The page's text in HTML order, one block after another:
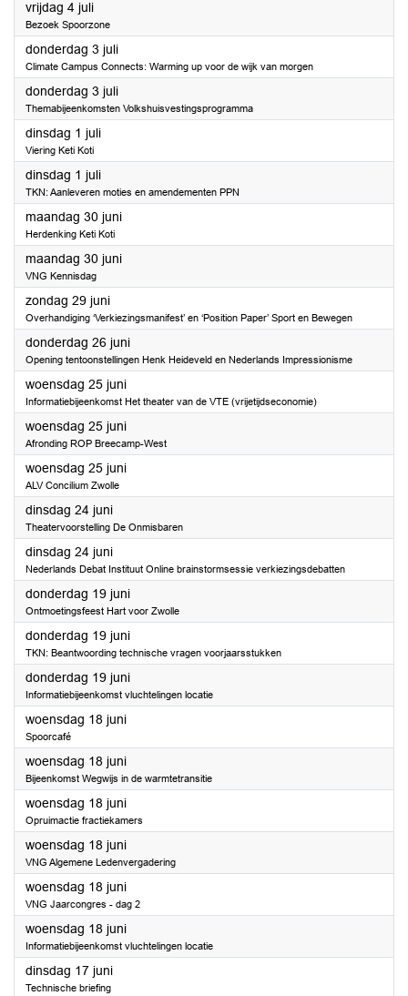
vrijdag 4 juli2025
Bezoek Spoorzone
donderdag 3 juli2025
Climate Campus Connects: Warming up voor de wijk van morgen
donderdag 3 juli2025
Themabijeenkomsten Volkshuisvestingsprogramma
dinsdag 1 juli2025
Viering Keti Koti
dinsdag 1 juli2025
TKN: Aanleveren moties en amendementen PPN
maandag 30 juni2025
Herdenking Keti Koti
maandag 30 juni2025
VNG Kennisdag
zondag 29 juni2025
Overhandiging ‘Verkiezingsmanifest’ en ‘Position Paper’ Sport en Bewegen
donderdag 26 juni2025
Opening tentoonstellingen Henk Heideveld en Nederlands Impressionisme
woensdag 25 juni2025
Informatiebijeenkomst Het theater van de VTE (vrijetijdseconomie)
woensdag 25 juni2025
Afronding ROP Breecamp-West
woensdag 25 juni2025
ALV Concilium Zwolle
dinsdag 24 juni2025
Theatervoorstelling De Onmisbaren
dinsdag 24 juni2025
Nederlands Debat Instituut Online brainstormsessie verkiezingsdebatten
donderdag 19 juni2025
Ontmoetingsfeest Hart voor Zwolle
donderdag 19 juni2025
TKN: Beantwoording technische vragen voorjaarsstukken
donderdag 19 juni2025
Informatiebijeenkomst vluchtelingen locatie
woensdag 18 juni2025
Spoorcafé
woensdag 18 juni2025
Bijeenkomst Wegwijs in de warmtetransitie
woensdag 18 juni2025
Opruimactie fractiekamers
woensdag 18 juni2025
VNG Algemene Ledenvergadering
woensdag 18 juni2025
VNG Jaarcongres - dag 2
woensdag 18 juni2025
Informatiebijeenkomst vluchtelingen locatie
dinsdag 17 juni2025
Technische briefing